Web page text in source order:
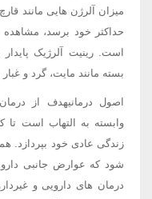
میزان آلرژن هایی مانند
حداکثر خود برسد، مشاهده
است. رینیت آلرژیک
بسته مانند مایت، گرد و
اصول درمانیهدف از
وابسته به التهاب است تا
زندگی عادی خود بپردازد.
شود که عوارض جانبی دارو
درمان های دارویی و